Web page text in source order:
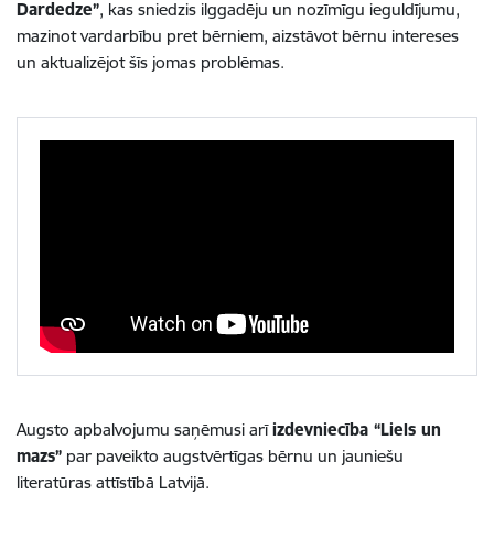
Dardedze”, kas sniedzis ilggadēju un nozīmīgu ieguldījumu,
mazinot vardarbību pret bērniem, aizstāvot bērnu intereses
un aktualizējot šīs jomas problēmas.
Augsto apbalvojumu saņēmusi arīizdevniecība “Liels un
mazs” par paveikto augstvērtīgas bērnu un jauniešu
literatūras attīstībā Latvijā.